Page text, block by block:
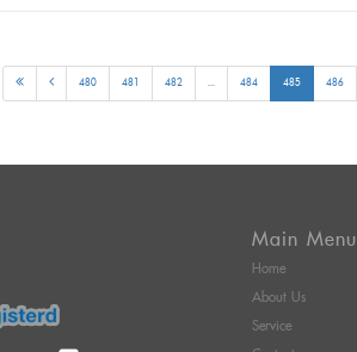
480 481 482 ... 484 485 486
Main Menu
Home
About Us
Service